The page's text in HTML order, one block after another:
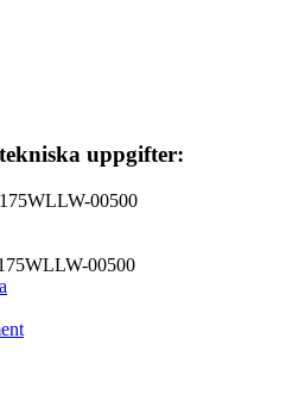
uppgifter:
00500
00500